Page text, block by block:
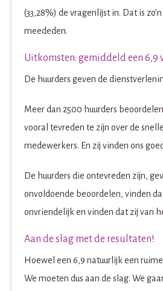
(33,28%) de vragenlijst in. Dat is
meededen.
Uitkomsten: gemiddeld een 6,9
De huurders geven de
Meer dan 2500 huurders
vooral tevreden te zijn over de
medewerkers. En zij vinden ons
De huurders die ontevreden zijn,
onvoldoende beoordelen, vinden
onvriendelijk en vinden dat zij van
Aan de slag met de resultaten!
Hoewel een 6,9 natuurlijk een
We moeten dus aan de slag. We